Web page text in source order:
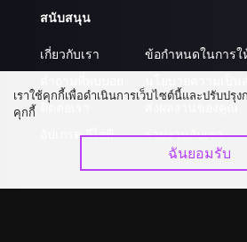
สนับสนุน
เกี่ยวกับเรา
ติดต่อเรา
อัปเกรด วีไอพี
ข้อกำหนดในการใ
ส่งผลงานของคุณ
ร่วมงานกับเรา
เราใช้คุกกี้เพื่อดำเนินการเว็บไซต์นี้และปรับปรุ
คุกกี้
ฉันยอมรับ